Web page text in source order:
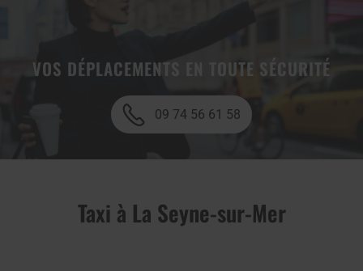
VOS DÉPLACEMENTS EN TOUTE SÉCURITÉ
09 74 56 61 58
Taxi à La Seyne-sur-Mer